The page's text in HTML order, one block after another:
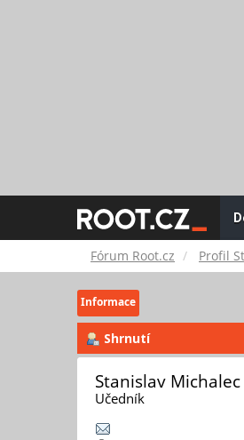
Fórum Root.cz Profil
Informace
Shrnutí
Stanislav Michalec
Učedník